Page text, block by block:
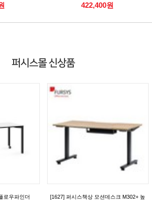
422,400원
퍼시스몰 신상품
로우파인더
[1627] 퍼시스책상 모션데스크 M302+ 높